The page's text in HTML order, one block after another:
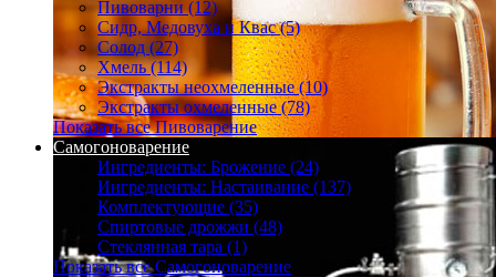
Пивоварни (12)
Сидр, Медовуха и Квас (5)
Солод (27)
Хмель (114)
Экстракты неохмеленные (10)
Экстракты охмеленные (78)
Показать все Пивоварение
Самогоноварение
Ингредиенты: Брожение (24)
Ингредиенты: Настаивание (137)
Комплектующие (35)
Спиртовые дрожжи (48)
Стеклянная тара (1)
Показать все Самогоноварение